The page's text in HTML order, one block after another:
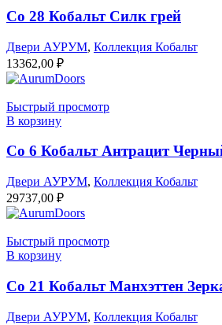
Co 28 Кобальт Силк грей
Двери АУРУМ, Коллекция Кобальт
13362,00 ₽
Быстрый просмотр
В корзину
Co 6 Кобальт Антрацит
Двери АУРУМ, Коллекция Кобальт
29737,00 ₽
Быстрый просмотр
В корзину
Co 21 Кобальт Манхэттен
Двери АУРУМ, Коллекция Кобальт